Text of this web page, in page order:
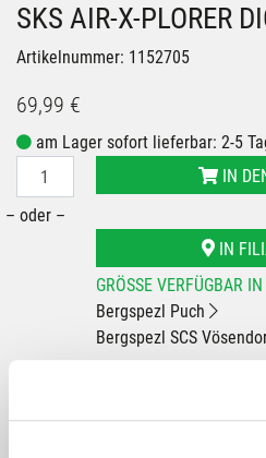
SKS AIR-X-PLORER
Artikelnummer: 1152705
69,99 €
am Lager sofort lieferbar: 2-5
IN
– oder –
IN
GRÖSSE VERFÜGBAR IN
Bergspezl Puch
Bergspezl SCS
Wir rufen dich an und beraten